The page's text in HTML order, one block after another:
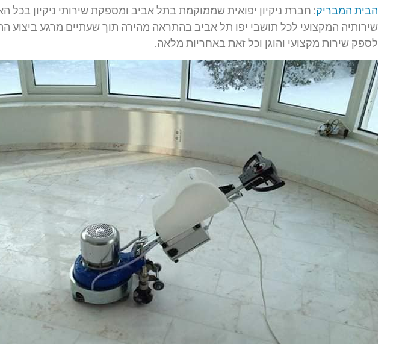
הבית המבריק: חברת ניקיון יפואית שממוקמת בתל אביב ומספקת שירותי ניקיון בכל
שירותיה המקצועי לכל תושבי יפו תל אביב בהתראה מהירה תוך שעתיים מרגע ביצוע
לספק שירות מקצועי והוגן וכל זאת באחריות מלאה.